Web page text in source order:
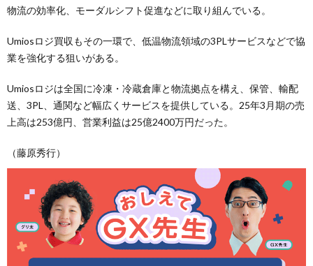
物流の効率化、モーダルシフト促進などに取り組んでいる。
Umiosロジ買収もその一環で、低温物流領域の3PLサービスなどで協
業を強化する狙いがある。
Umiosロジは全国に冷凍・冷蔵倉庫と物流拠点を構え、保管、輸配
送、3PL、通関など幅広くサービスを提供している。25年3月期の売
上高は253億円、営業利益は25億2400万円だった。
（藤原秀行）